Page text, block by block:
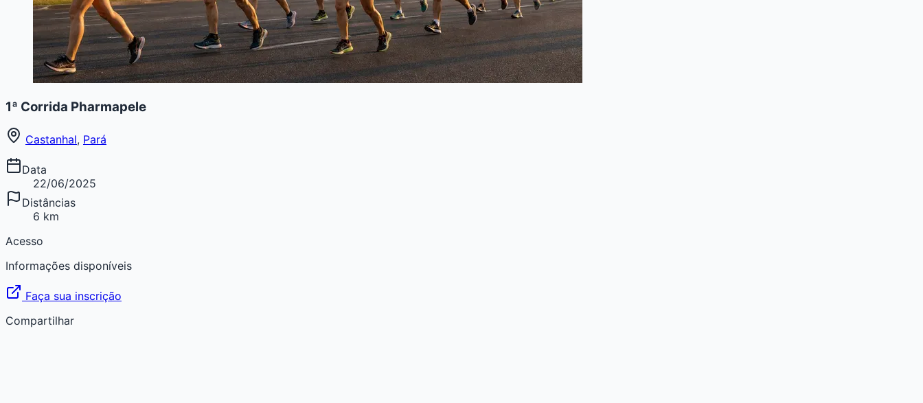
1ª Corrida Pharmapele
Castanhal, Pará
Data
22/06/2025
Distâncias
6 km
Acesso
Informações disponíveis
Faça sua inscrição
Compartilhar